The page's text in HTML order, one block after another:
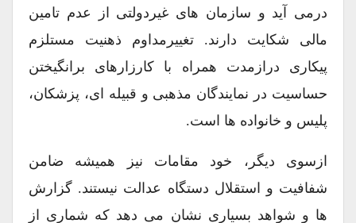
درمی آید و سازمان های غیردولتی از عدم تامین
مالی شکایت دارند. تغییرمداوم ذهنیت مستلزم
پیکاری درازمدت همراه با کارزارهای برانگیختن
حساسیت در نمایندگان مذهبی و قبیله ای، پزشکان،
پلیس و خانواده ها است.
ازسوی دیگر، خود مقامات نیز همیشه ضامن
شفافیت و استقلال دستگاه عدالت نیستند. گزارش
ها و شواهد بسیاری نشان می دهد که شماری از